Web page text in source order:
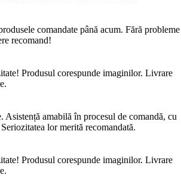
comandate până acum. Fără probleme
recomand!
Produsul corespunde imaginilor. Livrare
Asistență amabilă în procesul de comandă, cu
lor merită recomandată.
Produsul corespunde imaginilor. Livrare